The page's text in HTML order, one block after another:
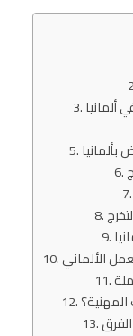
ألمانيا
بألمانيا
الألماني